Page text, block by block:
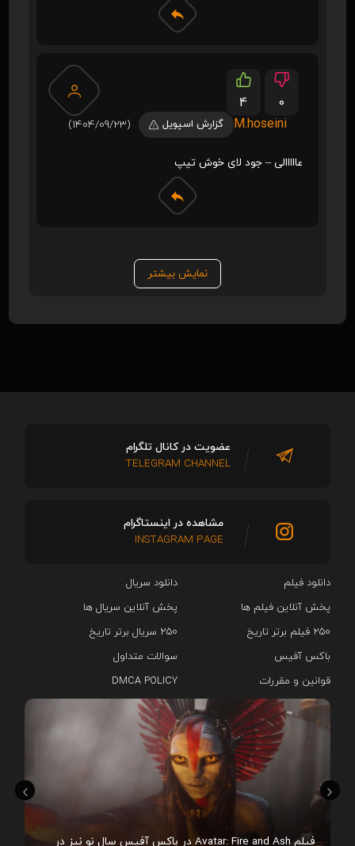
4
0
M.hoseini
گزارش اسپویل (1404/09/23)
عااااالی – جود لای خوش تیپ
نمایش بیشتر
فیلم Avatar: Fire and Ash در باکس آفیس سال نو نیز در
دانلود فیلم
دانلود سریال‌
پخش آنلاین فیلم ها
پخش آنلاین سریال ها
۲۵۰ فیلم برتر تاریخ
۲۵۰ سریال برتر تاریخ
باکس آفیس
سوالات متداول
قوانین و مقررات
DMCA POLICY
عضویت در کانال تلگرام
TELEGRAM CHANNEL
مشاهده در اینستاگرام
INSTAGRAM PAGE